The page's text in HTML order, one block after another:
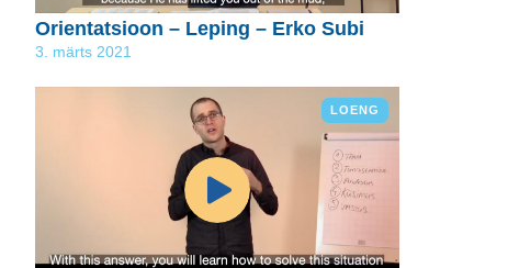
Orientatsioon – Leping – Erko Subi
3. märts 2021
LOENG